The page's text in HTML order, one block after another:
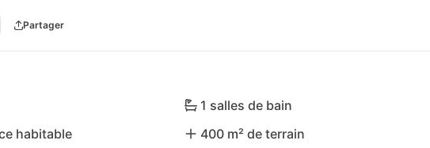
à des journées détendues à deux. En même temps, s'y instaure un
absolu et d'intimité, idéal pour des escapades romantiques, des week-
moments particuliers loin du quotidien.
Partager
1 salles de bain
habitable
400 m² de terrain